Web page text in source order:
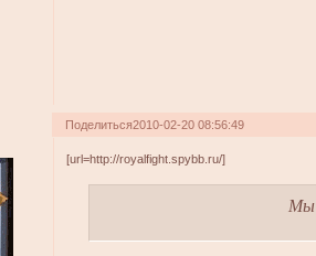
Поделиться2010-02-20 08:56:49
[url=http://royalfight.spybb.ru/]
Мы